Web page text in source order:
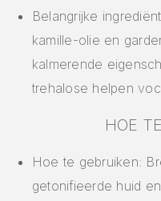
Belangrijke
kamille-olie en
kalmerende
trehalose helpen
HOE
Hoe te gebruiken:
getonifieerde huid